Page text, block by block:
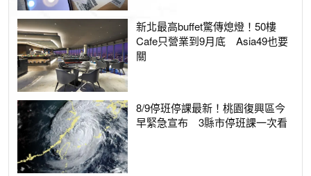
新北最高buffet驚傳熄燈！50樓
Cafe只營業到9月底 Asia49也要
關
8/9停班停課最新！桃園復興區今
早緊急宣布 3縣市停班課一次看